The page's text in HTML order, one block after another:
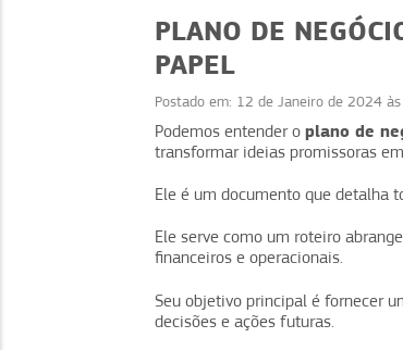
PLANO DE
PAPEL
Postado em: 12 de Janeiro de 2024
Podemos entender o plano de
transformar ideias promissoras
Ele é um documento que detalha
Ele serve como um roteiro
financeiros e operacionais.
Seu objetivo principal é fornecer
decisões e ações futuras.
Alta rotatividade: dicas para
manter sua equipe